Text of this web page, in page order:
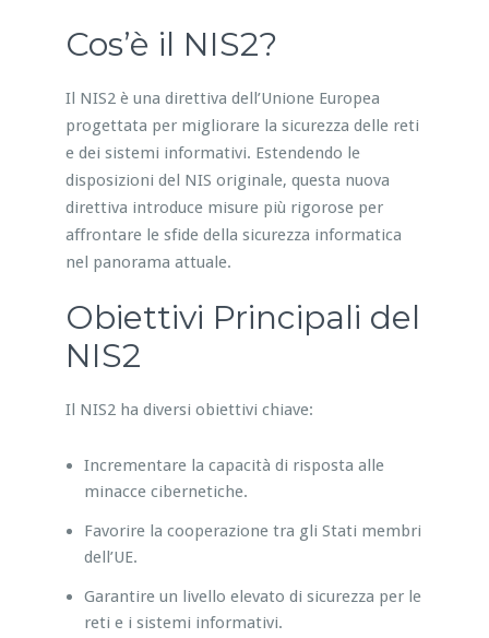
Cos’è il NIS2?
Il NIS2 è una direttiva dell’Unione Europea
progettata per migliorare la sicurezza delle reti
e dei sistemi informativi. Estendendo le
disposizioni del NIS originale, questa nuova
direttiva introduce misure più rigorose per
affrontare le sfide della sicurezza informatica
nel panorama attuale.
Obiettivi Principali del
NIS2
Il NIS2 ha diversi obiettivi chiave:
Incrementare la capacità di risposta alle
minacce cibernetiche.
Favorire la cooperazione tra gli Stati membri
dell’UE.
Garantire un livello elevato di sicurezza per le
reti e i sistemi informativi.